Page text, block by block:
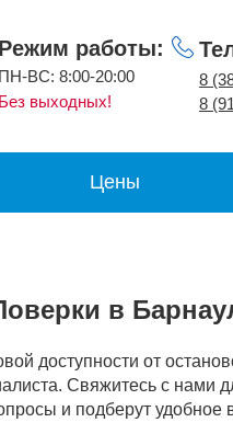
Режим работы:
ПН-ВС: 8:00-20:00
Без выходных!
8
8
Цены
в
доступности от
Свяжитесь с нами
и подберут удобное